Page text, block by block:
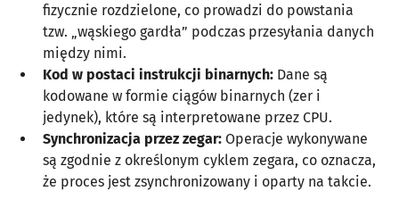
fizycznie rozdzielone, co prowadzi do powstania
tzw. „wąskiego gardła” podczas przesyłania danych
między nimi.
Kod w postaci instrukcji binarnych: Dane są
kodowane w formie ciągów binarnych (zer i
jedynek), które są interpretowane przez CPU.
Synchronizacja przez zegar: Operacje wykonywane
są zgodnie z określonym cyklem zegara, co oznacza,
że proces jest zsynchronizowany i oparty na takcie.